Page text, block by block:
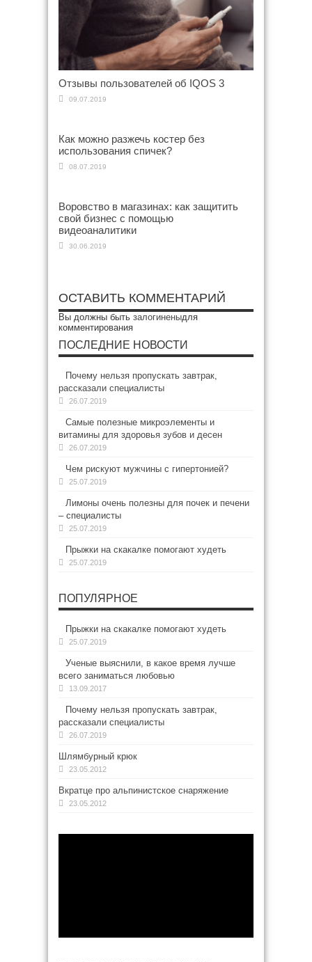
Отзывы пользователей об IQOS 3
09.07.2019
Как можно разжечь костер без
использования спичек?
08.07.2019
Воровство в магазинах: как защитить
свой бизнес с помощью
видеоаналитики
30.06.2019
ОСТАВИТЬ КОММЕНТАРИЙ
Вы должны быть залогиненыдля
комментирования
ПОСЛЕДНИЕ НОВОСТИ
Почему нельзя пропускать завтрак,
рассказали специалисты
26.07.2019
Самые полезные микроэлементы и
витамины для здоровья зубов и десен
26.07.2019
Чем рискуют мужчины с гипертонией?
25.07.2019
Лимоны очень полезны для почек и печени
– специалисты
25.07.2019
Прыжки на скакалке помогают худеть
25.07.2019
ПОПУЛЯРНОЕ
Прыжки на скакалке помогают худеть
25.07.2019
Ученые выяснили, в какое время лучше
всего заниматься любовью
13.09.2017
Почему нельзя пропускать завтрак,
рассказали специалисты
26.07.2019
Шлямбурный крюк
23.05.2012
Вкратце про альпинистское снаряжение
23.05.2012